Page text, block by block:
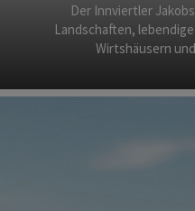
Der Innviertler
Landschaften,
Wirtshäusern